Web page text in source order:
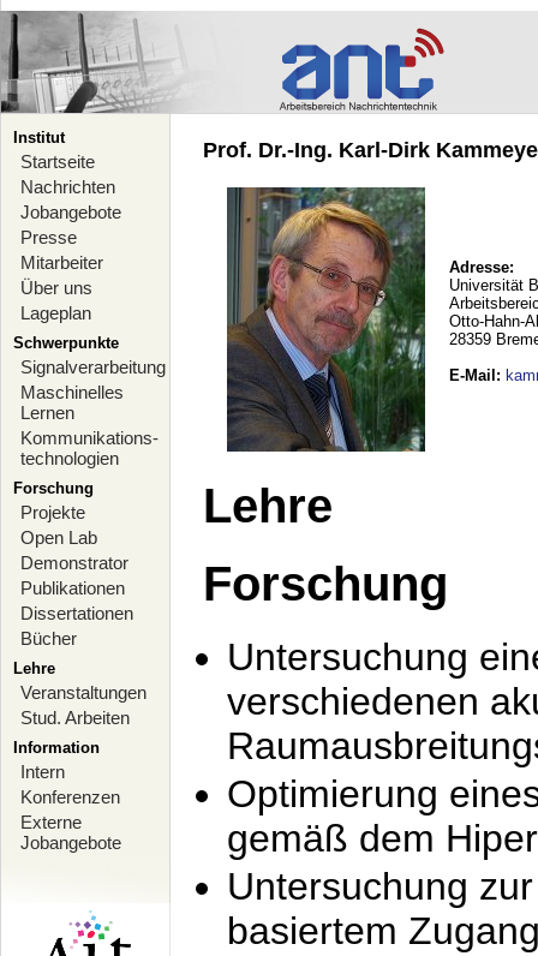
Institut
Startseite
Nachrichten
Jobangebote
Presse
Mitarbeiter
Über uns
Lageplan
Schwerpunkte
Signalverarbeitung
Maschinelles
Lernen
Kommunikations-
technologien
Forschung
Projekte
Open Lab
Demonstrator
Publikationen
Dissertationen
Bücher
Lehre
Veranstaltungen
Stud. Arbeiten
Information
Intern
Konferenzen
Externe
Jobangebote
Prof. Dr.-Ing. Karl-Dirk
Adresse:
Universität
Otto-Hahn-
28359
E-Mail :
Lehre
Forschung
Untersuchung
verschiedenen
Optimierung
gemäß dem
Untersuchung
basiertem